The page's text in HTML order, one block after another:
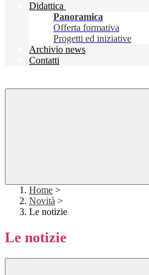
Didattica
Panoramica
Offerta formativa
Progetti ed iniziative
Archivio news
Contatti
Home >
Novità >
Le notizie
Le notizie